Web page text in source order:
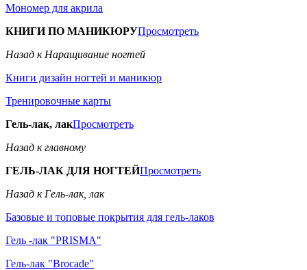
Мономер для акрила
КНИГИ ПО МАНИКЮРУПросмотреть
Назад к Наращивание ногтей
Книги дизайн ногтей и маникюр
Тренировочные карты
Гель-лак, лакПросмотреть
Назад к главному
ГЕЛЬ-ЛАК ДЛЯ НОГТЕЙПросмотреть
Назад к Гель-лак, лак
Базовые и топовые покрытия для гель-лаков
Гель -лак "PRISMA"
Гель-лак "Brocade"